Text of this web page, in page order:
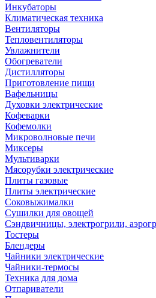
Инкубаторы
Климатическая техника
Вентиляторы
Тепловентиляторы
Увлажнители
Обогреватели
Дистилляторы
Приготовление пищи
Вафельницы
Духовки электрические
Кофеварки
Кофемолки
Микроволновые печи
Миксеры
Мультиварки
Мясорубки электрические
Плиты газовые
Плиты электрические
Соковыжималки
Сушилки для овощей
Сэндвичницы, электрогрили,
Тостеры
Блендеры
Чайники электрические
Чайники-термосы
Техника для дома
Отпариватели